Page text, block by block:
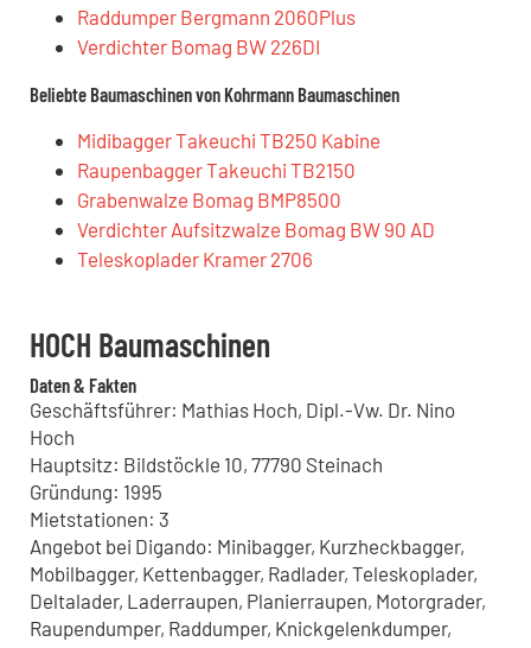
Raddumper Bergmann 2060Plus
Verdichter Bomag BW 226DI
Beliebte Baumaschinen von Kohrmann Baumaschinen
Midibagger Takeuchi TB250 Kabine
Raupenbagger Takeuchi TB2150
Grabenwalze Bomag BMP8500
Verdichter Aufsitzwalze Bomag BW 90 AD
Teleskoplader Kramer 2706
HOCH Baumaschinen
Daten & Fakten
Geschäftsführer: Mathias Hoch, Dipl.-Vw. Dr. Nino
Hoch
Hauptsitz: Bildstöckle 10, 77790 Steinach
Gründung: 1995
Mietstationen: 3
Angebot bei Digando: Minibagger, Kurzheckbagger,
Mobilbagger, Kettenbagger, Radlader, Teleskoplader,
Deltalader, Laderraupen, Planierraupen, Motorgrader,
Raupendumper, Raddumper, Knickgelenkdumper,